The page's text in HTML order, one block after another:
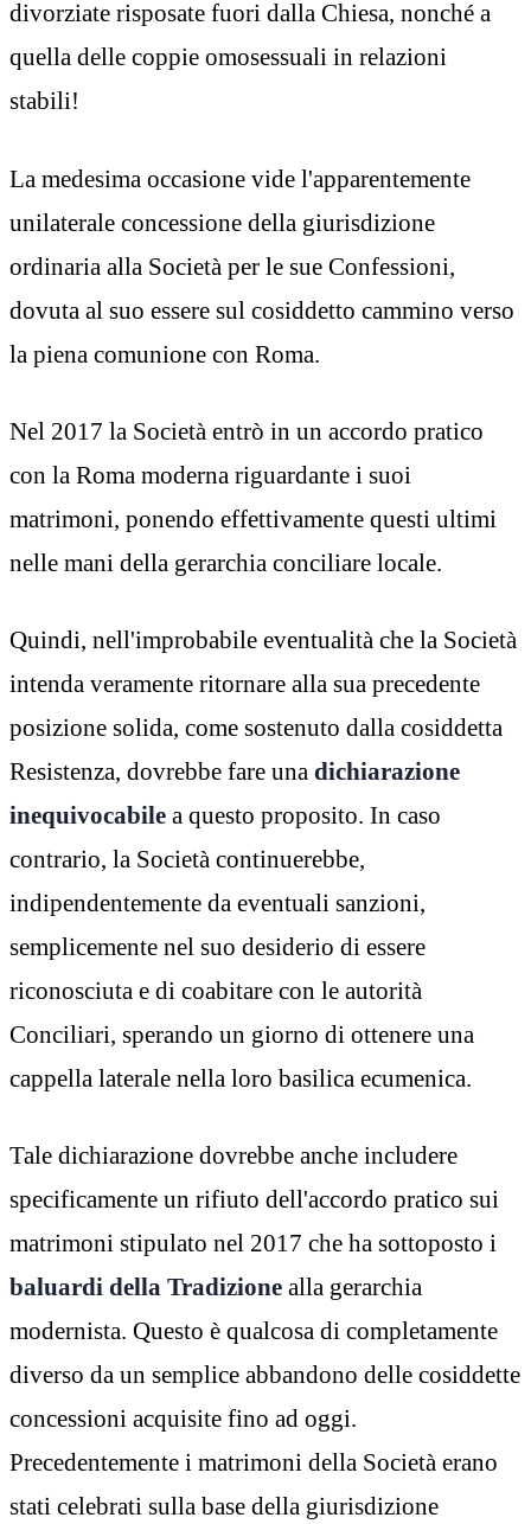
divorziate risposate fuori dalla Chiesa, nonché a
quella delle coppie omosessuali in relazioni
stabili!
La medesima occasione vide l'apparentemente
unilaterale concessione della giurisdizione
ordinaria alla Società per le sue Confessioni,
dovuta al suo essere sul cosiddetto cammino verso
la piena comunione con Roma.
Nel 2017 la Società entrò in un accordo pratico
con la Roma moderna riguardante i suoi
matrimoni, ponendo effettivamente questi ultimi
nelle mani della gerarchia conciliare locale.
Quindi, nell'improbabile eventualità che la Società
intenda veramente ritornare alla sua precedente
posizione solida, come sostenuto dalla cosiddetta
Resistenza, dovrebbe fare una dichiarazione
inequivocabile a questo proposito. In caso
contrario, la Società continuerebbe,
indipendentemente da eventuali sanzioni,
semplicemente nel suo desiderio di essere
riconosciuta e di coabitare con le autorità
Conciliari, sperando un giorno di ottenere una
cappella laterale nella loro basilica ecumenica.
Tale dichiarazione dovrebbe anche includere
specificamente un rifiuto dell'accordo pratico sui
matrimoni stipulato nel 2017 che ha sottoposto i
baluardi della Tradizione alla gerarchia
modernista. Questo è qualcosa di completamente
diverso da un semplice abbandono delle cosiddette
concessioni acquisite fino ad oggi.
Precedentemente i matrimoni della Società erano
stati celebrati sulla base della giurisdizione